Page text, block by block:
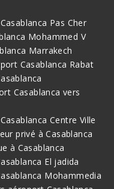
Pas Cher
Mohammed V
Marrakech
Casablanca Rabat
Casablanca vers
Centre Ville
privé à Casablanca
à Casablanca
El jadida
Mohammedia